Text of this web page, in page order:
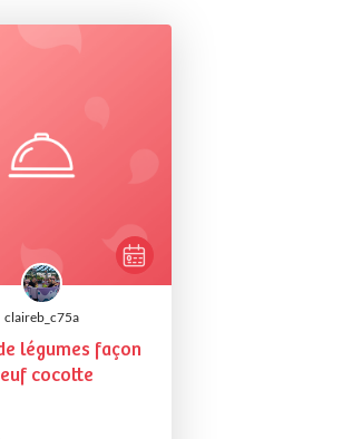
claireb_c75a
légumes façon
cocotte